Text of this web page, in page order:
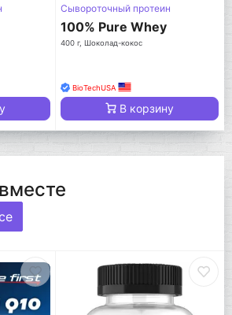
Сывороточный протеин
100% Pure Whey
400 г, Шоколад-кокос
BioTechUSA
В корзину